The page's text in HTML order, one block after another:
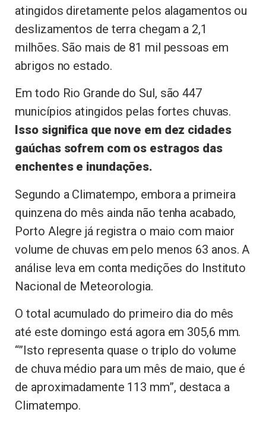
atingidos diretamente pelos alagamentos ou
deslizamentos de terra chegam a 2,1
milhões. São mais de 81 mil pessoas em
abrigos no estado.
Em todo Rio Grande do Sul, são 447
municípios atingidos pelas fortes chuvas.
Isso significa que nove em dez cidades
gaúchas sofrem com os estragos das
enchentes e inundações.
Segundo a Climatempo, embora a primeira
quinzena do mês ainda não tenha acabado,
Porto Alegre já registra o maio com maior
volume de chuvas em pelo menos 63 anos. A
análise leva em conta medições do Instituto
Nacional de Meteorologia.
O total acumulado do primeiro dia do mês
até este domingo está agora em 305,6 mm.
“”Isto representa quase o triplo do volume
de chuva médio para um mês de maio, que é
de aproximadamente 113 mm”, destaca a
Climatempo.